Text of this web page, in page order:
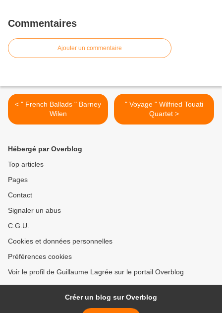
Commentaires
Ajouter un commentaire
< " French Ballads " Barney
Wilen
" Voyage " Wilfried Touati
Quartet >
Hébergé par Overblog
Top articles
Pages
Contact
Signaler un abus
C.G.U.
Cookies et données personnelles
Préférences cookies
Voir le profil de Guillaume Lagrée sur le portail Overblog
Créer un blog sur Overblog